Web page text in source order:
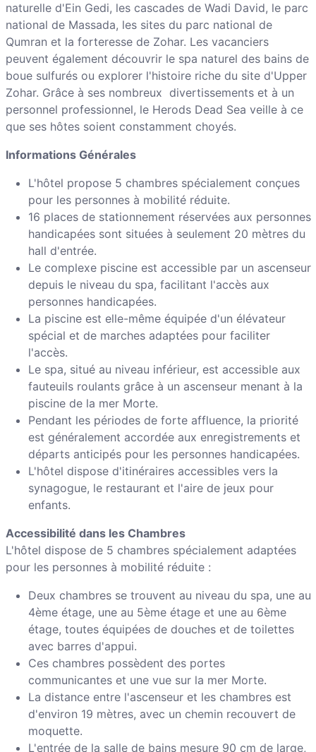
naturelle d'Ein Gedi, les cascades de Wadi David, le parc
national de Massada, les sites du parc national de
Qumran et la forteresse de Zohar. Les vacanciers
peuvent également découvrir le spa naturel des bains de
boue sulfurés ou explorer l'histoire riche du site d'Upper
Zohar. Grâce à ses nombreux divertissements et à un
personnel professionnel, le Herods Dead Sea veille à ce
que ses hôtes soient constamment choyés.
Informations Générales
L'hôtel propose 5 chambres spécialement conçues
pour les personnes à mobilité réduite.
16 places de stationnement réservées aux personnes
handicapées sont situées à seulement 20 mètres du
hall d'entrée.
Le complexe piscine est accessible par un ascenseur
depuis le niveau du spa, facilitant l'accès aux
personnes handicapées.
La piscine est elle-même équipée d'un élévateur
spécial et de marches adaptées pour faciliter
l'accès.
Le spa, situé au niveau inférieur, est accessible aux
fauteuils roulants grâce à un ascenseur menant à la
piscine de la mer Morte.
Pendant les périodes de forte affluence, la priorité
est généralement accordée aux enregistrements et
départs anticipés pour les personnes handicapées.
L'hôtel dispose d'itinéraires accessibles vers la
synagogue, le restaurant et l'aire de jeux pour
enfants.
Accessibilité dans les Chambres
L'hôtel dispose de 5 chambres spécialement adaptées
pour les personnes à mobilité réduite :
Deux chambres se trouvent au niveau du spa, une au
4ème étage, une au 5ème étage et une au 6ème
étage, toutes équipées de douches et de toilettes
avec barres d'appui.
Ces chambres possèdent des portes
communicantes et une vue sur la mer Morte.
La distance entre l'ascenseur et les chambres est
d'environ 19 mètres, avec un chemin recouvert de
moquette.
L'entrée de la salle de bains mesure 90 cm de large,